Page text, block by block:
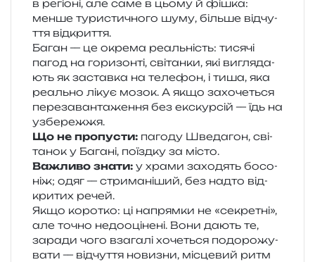
в регіо­ні, але саме в цьому й фішка:
менше тури­сти­чно­го шуму, біль­ше від­чу­
т­тя відкриття.
Баган — це окре­ма реаль­ність: тися­чі
пагод на гори­зон­ті, сві­тан­ки, які вигля­да­
ють як застав­ка на теле­фон, і тиша, яка
реаль­но лікує мозок. А якщо захо­че­ться
пере­за­ван­та­же­н­ня без екс­кур­сій — їдь на
узбережжя.
Що не пропу­сти: паго­ду Шведагон, сві­
та­нок у Багані, поїзд­ку за місто.
Важливо знати: у храми захо­дять босо­
ніж; одяг — стри­ма­ні­ший, без надто від­
кри­тих речей.
Якщо коро­тко: ці напрям­ки не «секре­тні»,
але точно недо­оці­не­ні. Вони дають те,
зара­ди чого вза­га­лі хоче­ться подо­ро­жу­
ва­ти — від­чу­т­тя нови­зни, місце­вий ритм